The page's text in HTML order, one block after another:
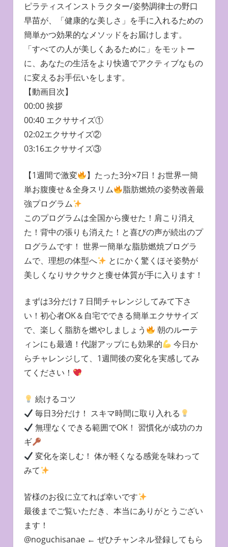
ピラティスインストラクター/姿勢調律士の野口
早苗が、「健康的な美しさ」を手に入れるための
簡単かつ効果的なメソッドをお届けします。
「すべての人が美しくあるために」をモットー
に、あなたの生活をより快適でアクティブなもの
に変えるお手伝いをします。
【動画目次】
00:00 挨拶
00:40 エクササイズ①
02:02エクササイズ②
03:16エクササイズ③
【1週間で激変
】たった3分×7日！お世界一簡
単お腹痩せ＆全身スリム
脂肪燃焼の姿勢改善最
強プログラム
このプログラムは全国から痩せた！肩こり消え
た！背中の張りも消えた！と喜びの声が続出のプ
ログラムです！ 世界一簡単な脂肪燃焼プログラ
ムで、理想の体型へ
とにかく驚くほそ姿勢が
美しくなりサクサクと痩せ体質が手に入ります！
まずは3分だけ７日間チャレンジしてみて下さ
い！初心者OK＆自宅でできる簡単エクササイズ
で、楽しく脂肪を燃やしましょう
朝のルーテ
ィンにも最適！代謝アップにも効果的
今日か
らチャレンジして、1週間後の変化を実感してみ
てください！
続けるコツ
毎日3分だけ！ スキマ時間に取り入れる
無理なくできる範囲でOK！ 習慣化が成功のカ
ギ
変化を楽しむ！ 体が軽くなる感覚を味わって
みて
皆様のお役に立てれば幸いです
最後までご覧いただき、本当にありがとうござい
ます！
@noguchisanae ← ぜひチャンネル登録してもら